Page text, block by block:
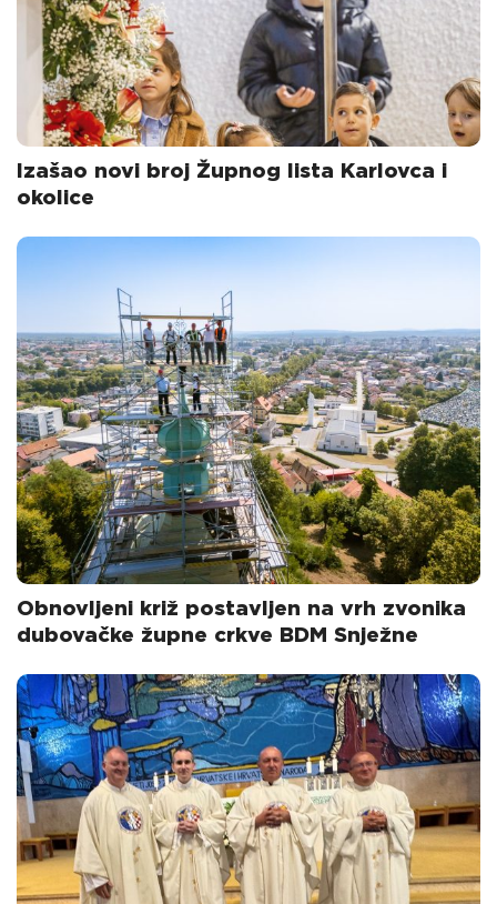
Izašao novi broj Župnog lista Karlovca i
okolice
Obnovljeni križ postavljen na vrh zvonika
dubovačke župne crkve BDM Snježne